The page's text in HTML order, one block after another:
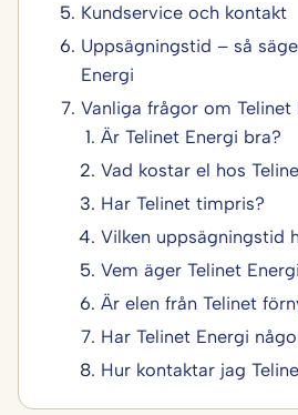
Kundservice och kontakt
Uppsägningstid – så
Energi
Vanliga frågor om Telinet
Är Telinet Energi bra?
Vad kostar el hos
Har Telinet timpris?
Vilken uppsägningstid
Vem äger Telinet
Är elen från Telinet
Har Telinet Energi
Hur kontaktar jag